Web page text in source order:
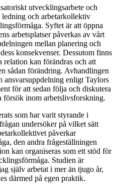
utvecklingsarbete och
och arbetarkollektiv
Syftet är att öppna
arbetsplatser påverkas av vårt
mellan planering och
konsekvenser. Dessutom finns
relation kan förändras och att
sådan förändring. Avhandlingen
ansvarsuppdelning enligt Taylors
för att sedan följa och diskutera
försök inom arbetslivsforskning.
som har varit styrande i
undersöker på vilket sätt
påverkar
den andra frågeställningen
kan organiseras som ett stöd för
Studien är
själv arbetat i mer än tjugo år,
därmed på egen praktik.